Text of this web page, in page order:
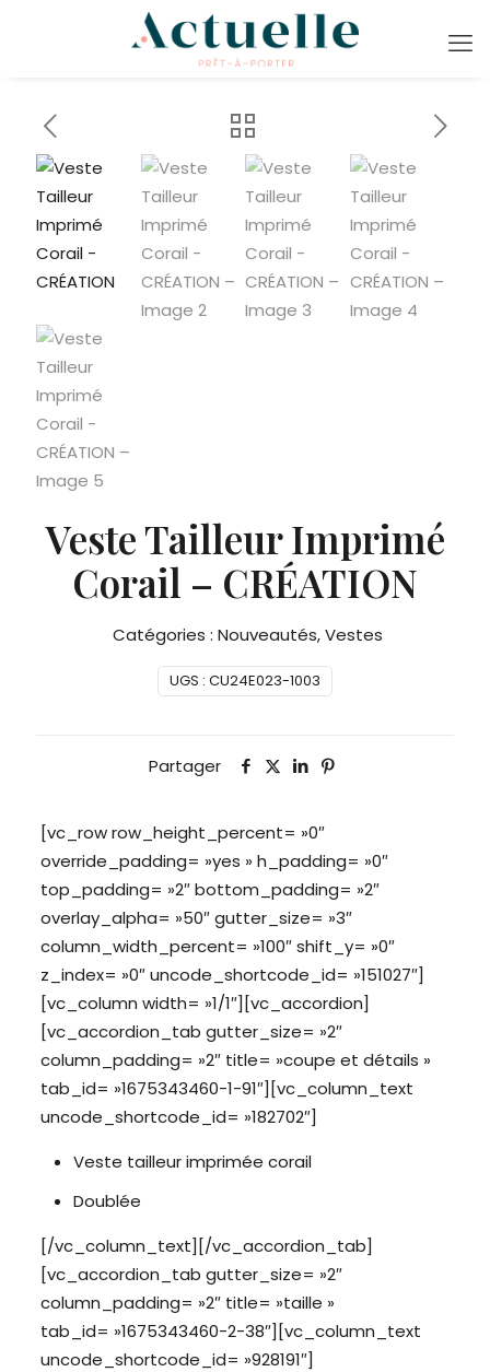
Veste Tailleur Imprimé
Corail – CRÉATION
UGS : CU24E023-1003
Catégories : Nouveautés,Vestes
Partager
[vc_row row_height_percent= »0″
override_padding= »yes » h_padding= »0″
top_padding= »2″ bottom_padding= »2″
overlay_alpha= »50″ gutter_size= »3″
column_width_percent= »100″ shift_y= »0″
z_index= »0″ uncode_shortcode_id= »151027″]
[vc_column width= »1/1″][vc_accordion]
[vc_accordion_tab gutter_size= »2″
column_padding= »2″ title= »coupe et détails »
tab_id= »1675343460-1-91″][vc_column_text
uncode_shortcode_id= »182702″]
Veste tailleur imprimée corail
Doublée
[/vc_column_text][/vc_accordion_tab]
[vc_accordion_tab gutter_size= »2″
column_padding= »2″ title= »taille »
tab_id= »1675343460-2-38″][vc_column_text
uncode_shortcode_id= »928191″]